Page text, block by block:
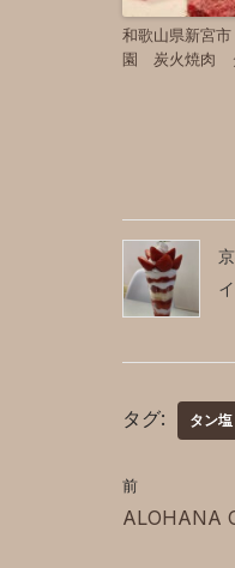
和歌山県新宮
園 炭火焼肉
タグ: タン塩
前
ALOHANA